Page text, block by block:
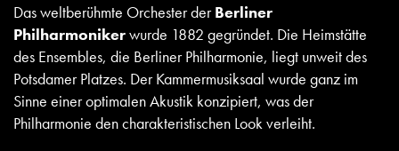
Das weltberühmte Orchester derBerliner
Philharmonikerwurde 1882 gegründet. Die Heimstätte
des Ensembles, die Berliner Philharmonie, liegt unweit des
Potsdamer Platzes. Der Kammermusiksaal wurde ganz im
Sinne einer optimalen Akustik konzipiert, was der
Philharmonie den charakteristischen Look verleiht.